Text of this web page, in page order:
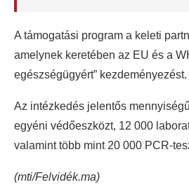
A támogatási program a keleti
amelynek keretében az EU és a
egészségügyért” kezdeményezést.
Az intézkedés jelentős
egyéni védőeszközt, 12 000
valamint több mint 20 000 PCR-
(mti/Felvidék.ma)